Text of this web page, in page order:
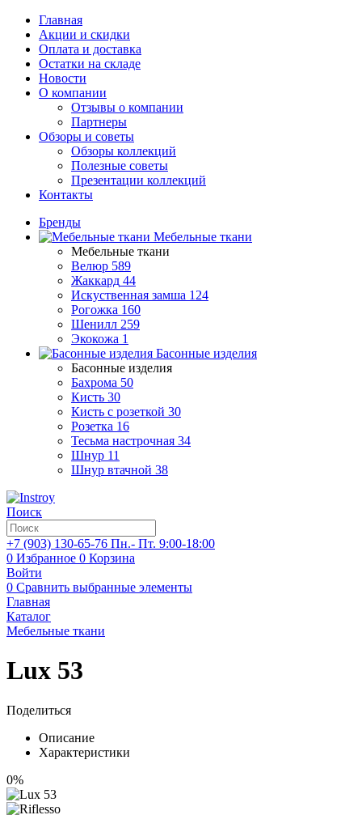
Главная
Акции и скидки
Оплата и доставка
Остатки на складе
Новости
О компании
Отзывы о компании
Партнеры
Обзоры и советы
Обзоры коллекций
Полезные советы
Презентации коллекций
Контакты
Бренды
Мебельные ткани
Мебельные ткани
Велюр 589
Жаккард 44
Искуственная замша 124
Рогожка 160
Шенилл 259
Экокожа 1
Басонные изделия
Басонные изделия
Бахрома 50
Кисть 30
Кисть с розеткой 30
Розетка 16
Тесьма настрочная 34
Шнур 11
Шнур втачной 38
Поиск
+7 (903) 130-65-76 Пн.- Пт. 9:00-18:00
0 Избранное 0 Корзина
Войти
0 Сравнить выбранные элементы
Главная
Каталог
Мебельные ткани
Lux 53
Поделиться
Описание
Характеристики
0%